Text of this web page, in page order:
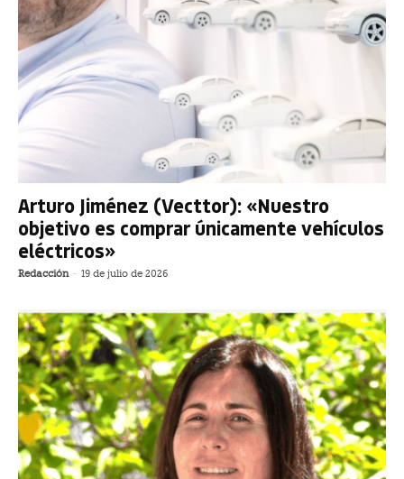
Arturo Jiménez (Vecttor): «Nuestro
objetivo es comprar únicamente vehículos
eléctricos»
Redacción - 19 de julio de 2026